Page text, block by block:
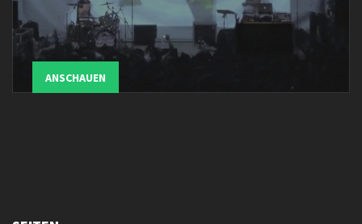
ANSCHAUEN